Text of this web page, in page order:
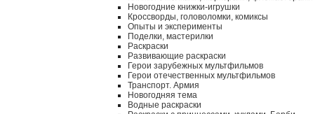
Новогодние книжки-игрушки
Кроссворды, головоломки, комиксы
Опыты и эксперименты
Поделки, мастерилки
Раскраски
Развивающие раскраски
Герои зарубежных мультфильмов
Герои отечественных мультфильмов
Транспорт. Армия
Новогодняя тема
Водные раскраски